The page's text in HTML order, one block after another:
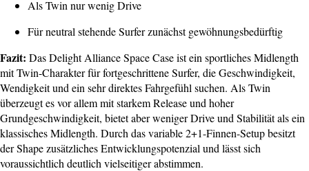
Als Twin nur wenig Drive
Für neutral stehende Surfer zunächst gewöhnungsbedürftig
Fazit: Das Delight Alliance Space Case ist ein sportliches Midlength
mit Twin-Charakter für fortgeschrittene Surfer, die Geschwindigkeit,
Wendigkeit und ein sehr direktes Fahrgefühl suchen. Als Twin
überzeugt es vor allem mit starkem Release und hoher
Grundgeschwindigkeit, bietet aber weniger Drive und Stabilität als ein
klassisches Midlength. Durch das variable 2+1-Finnen-Setup besitzt
der Shape zusätzliches Entwicklungspotenzial und lässt sich
voraussichtlich deutlich vielseitiger abstimmen.